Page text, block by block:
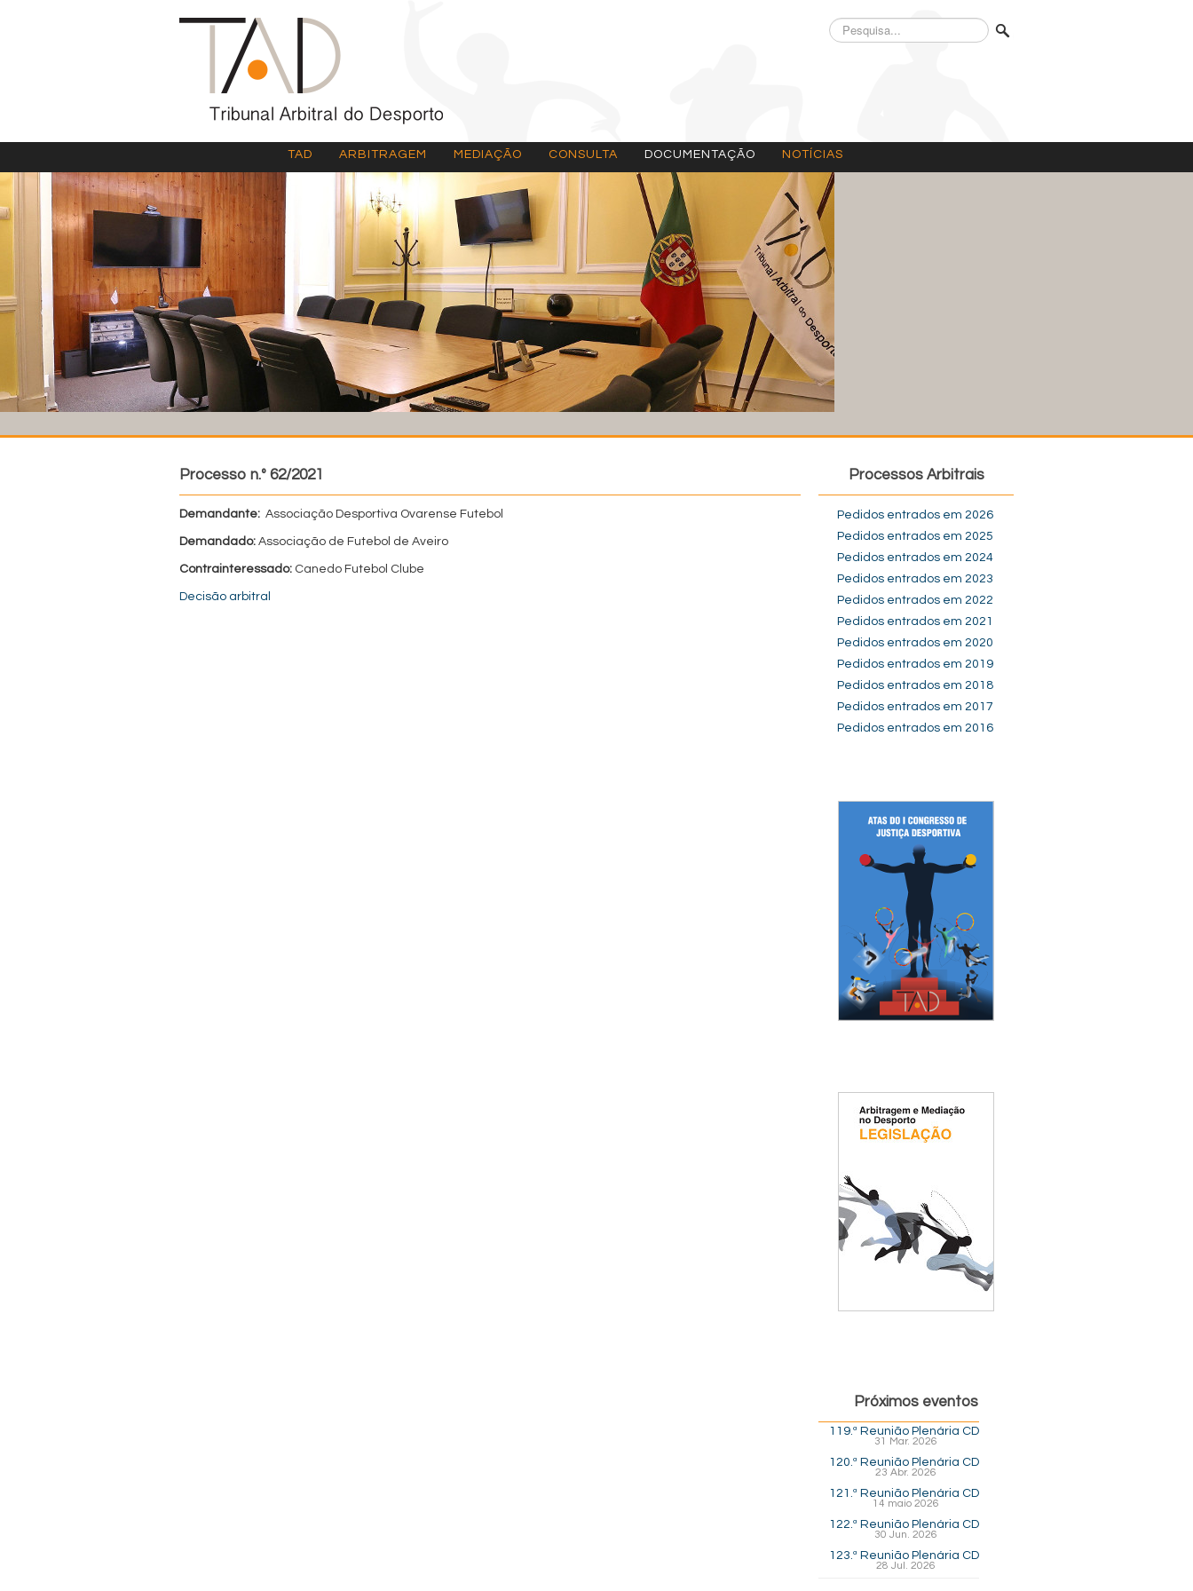
Pesquisa...
TAD ARBITRAGEM MEDIAÇÃO CONSULTA DOCUMENTAÇÃO NOTÍCIAS
Processo n.º 62/2021
Demandante: Associação Desportiva Ovarense Futebol
Demandado: Associação de Futebol de Aveiro
Contrainteressado: Canedo Futebol Clube
Decisão arbitral
Processos Arbitrais
Pedidos entrados em 2026
Pedidos entrados em 2025
Pedidos entrados em 2024
Pedidos entrados em 2023
Pedidos entrados em 2022
Pedidos entrados em 2021
Pedidos entrados em 2020
Pedidos entrados em 2019
Pedidos entrados em 2018
Pedidos entrados em 2017
Pedidos entrados em 2016
Próximos eventos
119.ª Reunião Plenária CD
31 Mar. 2026
120.ª Reunião Plenária CD
23 Abr. 2026
121.ª Reunião Plenária CD
14 maio 2026
122.ª Reunião Plenária CD
30 Jun. 2026
123.ª Reunião Plenária CD
28 Jul. 2026